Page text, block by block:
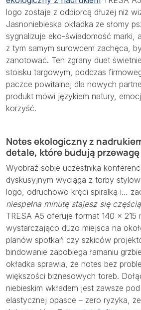
logo zostaje z odbiorcą dłużej niż
Jasnoniebieska okładka ze słomy
sygnalizuje eko-świadomość marki,
z tym samym surowcem zachęca,
zanotować. Ten zgrany duet
stoisku targowym, podczas
paczce powitalnej dla nowych
produkt mówi językiem natury,
korzyść.
Notes ekologiczny z
detale, które budują przewagę
Wyobraź sobie uczestnika
dyskusyjnym wyciąga z torby
logo, odruchowo kręci spiralką i…
niespełna minutę stajesz się
TRESA A5 oferuje format 140 × 215
wystarczająco dużo miejsca na
planów spotkań czy szkiców
bindowanie zapobiega łamaniu
okładka sprawia, że notes bez
większości biznesowych toreb.
niebieskim wkładem jest zawsze
elastycznej opasce – zero ryzyka,